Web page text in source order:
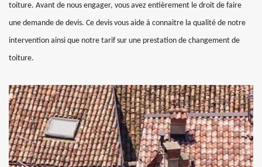
toiture. Avant de nous engager, vous avez entièrement le droit de faire
une demande de devis. Ce devis vous aide à connaitre la qualité de notre
intervention ainsi que notre tarif sur une prestation de changement de
toiture.